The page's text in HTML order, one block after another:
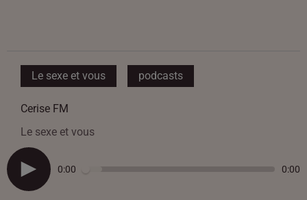
Le sexe et vous podcasts
Cerise FM
Le sexe et vous
0:00 0:00